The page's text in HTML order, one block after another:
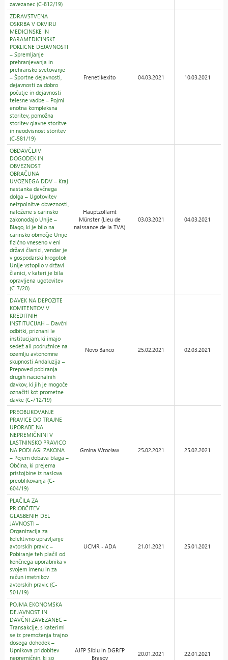
zavezanec (C-812/19)
ZDRAVSTVENA
OSKRBA V OKVIRU
MEDICINSKE IN
PARAMEDICINSKE
POKLICNE DEJAVNOSTI
– Spremljanje
prehranjevanja in
prehransko svetovanje
– Športne dejavnosti,
dejavnosti za dobro
počutje in dejavnosti
telesne vadbe – Pojmi
enotna kompleksna
storitev, pomožna
storitev glavne storitve
in neodvisnost storitev
(C-581/19)
Frenetikexito 04.03.2021 10.03.2021
OBDAVČLJIVI
DOGODEK IN
OBVEZNOST
OBRAČUNA
UVOZNEGA DDV – Kraj
nastanka davčnega
dolga – Ugotovitev
neizpolnitve obveznosti,
naložene s carinsko
zakonodajo Unije –
Blago, ki je bilo na
carinsko območje Unije
fizično vneseno v eni
državi članici, vendar je
v gospodarski krogotok
Unije vstopilo v državi
članici, v kateri je bila
opravljena ugotovitev
(C-7/20)
Hauptzollamt
Münster (Lieu de
naissance de la TVA)
03.03.2021 04.03.2021
DAVEK NA DEPOZITE
KOMITENTOV V
KREDITNIH
INSTITUCIJAH – Davčni
odbitki, priznani le
institucijam, ki imajo
sedež ali podružnice na
ozemlju avtonomne
skupnosti Andaluzija –
Prepoved pobiranja
drugih nacionalnih
davkov, ki jih je mogoče
označiti kot prometne
davke (C-712/19)
Novo Banco 25.02.2021 02.03.2021
PREOBLIKOVANJE
PRAVICE DO TRAJNE
UPORABE NA
NEPREMIČNINI V
LASTNINSKO PRAVICO
NA PODLAGI ZAKONA
– Pojem dobava blaga –
Občina, ki prejema
pristojbine iz naslova
preoblikovanja (C-
604/19)
Gmina Wrocław 25.02.2021 25.02.2021
PLAČILA ZA
PRIOBČITEV
GLASBENIH DEL
JAVNOSTI –
Organizacija za
kolektivno upravljanje
avtorskih pravic –
Pobiranje teh plačil od
končnega uporabnika v
svojem imenu in za
račun imetnikov
avtorskih pravic (C-
501/19)
UCMR - ADA 21.01.2021 25.01.2021
POJMA EKONOMSKA
DEJAVNOST IN
DAVČNI ZAVEZANEC –
Transakcije, s katerimi
se iz premoženja trajno
dosega dohodek –
Upnikova pridobitev
nepremičnin, ki so
AJFP Sibiu in DGRFP
Braşov
20.01.2021 22.01.2021